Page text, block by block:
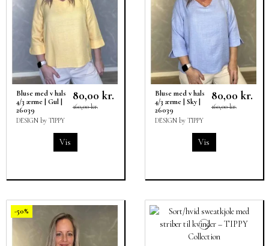
Bluse med v hals
4/3 ærme | Gul |
26039
DESIGN by TIPPY
80,00 kr.
160,00 kr.
Vis
Bluse med v hals
4/3 ærme | Sky |
26039
DESIGN by TIPPY
80,00 kr.
160,00 kr.
Vis
-50%